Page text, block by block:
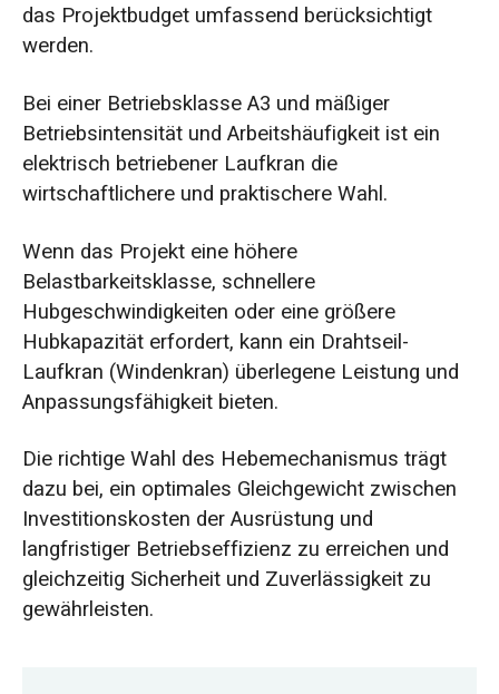
das Projektbudget umfassend berücksichtigt
werden.
Bei einer Betriebsklasse A3 und mäßiger
Betriebsintensität und Arbeitshäufigkeit ist ein
elektrisch betriebener Laufkran die
wirtschaftlichere und praktischere Wahl.
Wenn das Projekt eine höhere
Belastbarkeitsklasse, schnellere
Hubgeschwindigkeiten oder eine größere
Hubkapazität erfordert, kann ein Drahtseil-
Laufkran (Windenkran) überlegene Leistung und
Anpassungsfähigkeit bieten.
Die richtige Wahl des Hebemechanismus trägt
dazu bei, ein optimales Gleichgewicht zwischen
Investitionskosten der Ausrüstung und
langfristiger Betriebseffizienz zu erreichen und
gleichzeitig Sicherheit und Zuverlässigkeit zu
gewährleisten.